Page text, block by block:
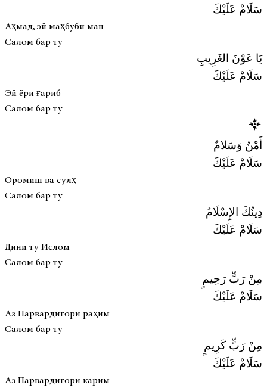
سَلَامْ عَلَيْكَ
Аҳмад, эй маҳбуби ман
Салом бар ту
يَا عَوْنَ الغَرِيبِ
سَلَامْ عَلَيْكَ
Эй ёри ғариб
Салом бар ту
أَمْنٌ وَسَلامٌ
سَلَامْ عَلَيْكَ
Оромиш ва сулҳ
Салом бар ту
دِينُكَ الإِسْلَامُ
سَلَامْ عَلَيْكَ
Дини ту Ислом
Салом бар ту
مِنْ رَبٍّ رَحِيمٍ
سَلَامْ عَلَيْكَ
Аз Парвардигори раҳим
Салом бар ту
مِنْ رَبٍّ كَرِيمٍ
سَلَامْ عَلَيْكَ
Аз Парвардигори карим